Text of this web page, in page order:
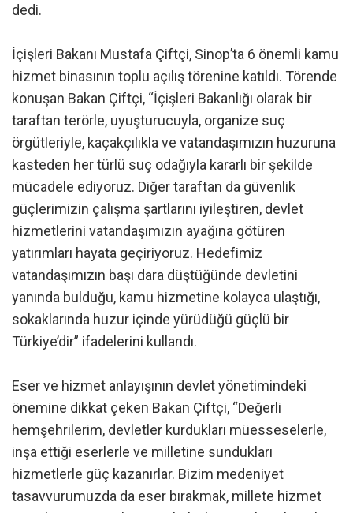
dedi.
İçişleri Bakanı Mustafa Çiftçi, Sinop’ta 6 önemli kamu
hizmet binasının toplu açılış törenine katıldı. Törende
konuşan Bakan Çiftçi, “İçişleri Bakanlığı olarak bir
taraftan terörle, uyuşturucuyla, organize suç
örgütleriyle, kaçakçılıkla ve vatandaşımızın huzuruna
kasteden her türlü suç odağıyla kararlı bir şekilde
mücadele ediyoruz. Diğer taraftan da güvenlik
güçlerimizin çalışma şartlarını iyileştiren, devlet
hizmetlerini vatandaşımızın ayağına götüren
yatırımları hayata geçiriyoruz. Hedefimiz
vatandaşımızın başı dara düştüğünde devletini
yanında bulduğu, kamu hizmetine kolayca ulaştığı,
sokaklarında huzur içinde yürüdüğü güçlü bir
Türkiye’dir” ifadelerini kullandı.
Eser ve hizmet anlayışının devlet yönetimindeki
önemine dikkat çeken Bakan Çiftçi, “Değerli
hemşehrilerim, devletler kurdukları müesseselerle,
inşa ettiği eserlerle ve milletine sundukları
hizmetlerle güç kazanırlar. Bizim medeniyet
tasavvurumuzda da eser bırakmak, millete hizmet